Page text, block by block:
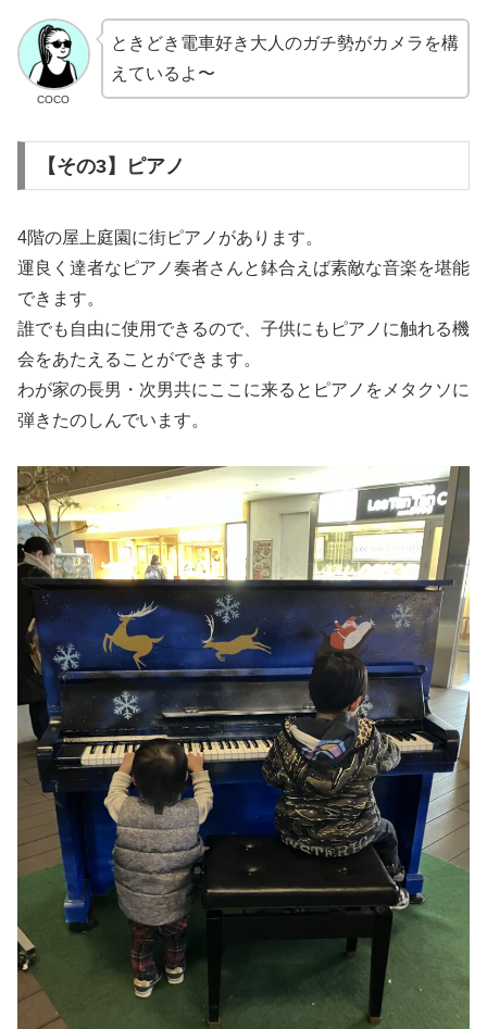
COCO
ときどき電車好き大人のガチ勢がカメラを構
えているよ〜
【その3】ピアノ
4階の屋上庭園に街ピアノがあります。
運良く達者なピアノ奏者さんと鉢合えば素敵な音楽を堪能
できます。
誰でも自由に使用できるので、子供にもピアノに触れる機
会をあたえることができます。
わが家の長男・次男共にここに来るとピアノをメタクソに
弾きたのしんでいます。